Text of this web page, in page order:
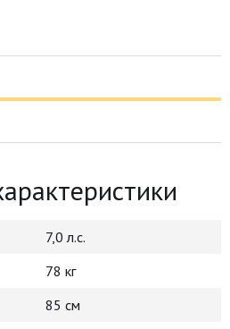
7,0 л.с.
78 кг
85 см